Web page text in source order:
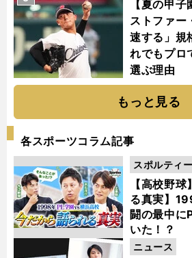
【夏の甲
ストファー
速する」規
れでもプロ
選ぶ理由
もっと見る
各スポーツコラム記事
【高校野
る真実】
闘の最中に
いた！？
スポルティ
動画
ニュース